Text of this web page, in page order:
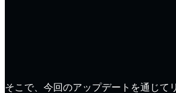
そこで、今回のアップデートを通じて